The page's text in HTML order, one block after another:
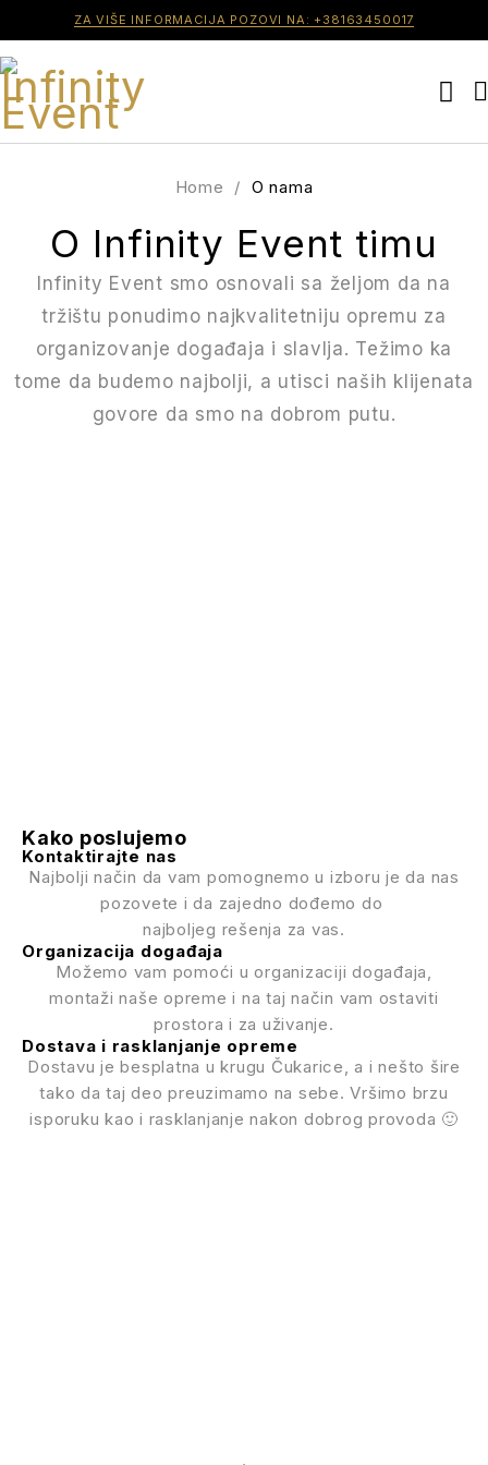
ZA VIŠE INFORMACIJA POZOVI NA: +38163450017
Home / O nama
O Infinity Event timu
Infinity Event smo osnovali sa željom da na
tržištu ponudimo najkvalitetniju opremu za
organizovanje događaja i slavlja. Težimo ka
tome da budemo najbolji, a utisci naših klijenata
govore da smo na dobrom putu.
Kako poslujemo
Kontaktirajte nas
Najbolji način da vam pomognemo u izboru je da nas
pozovete i da zajedno dođemo do
najboljeg rešenja za vas.
Organizacija događaja
Možemo vam pomoći u organizaciji događaja,
montaži naše opreme i na taj način vam ostaviti
prostora i za uživanje.
Dostava i rasklanjanje opreme
Dostavu je besplatna u krugu Čukarice, a i nešto šire
tako da taj deo preuzimamo na sebe. Vršimo brzu
isporuku kao i rasklanjanje nakon dobrog provoda 🙂